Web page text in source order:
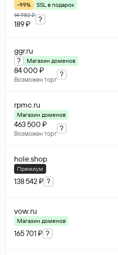
-99%
SSL в подарок
14 982 ₽
189 ₽
?
ggr.ru
? Магазин доменов
84 000 ₽
Возможен торг
?
rpmc.ru
Магазин доменов
463 500 ₽
Возможен торг
?
hole.shop
Премиум
138 542 ₽ ?
vow.ru
Магазин доменов
165 701 ₽ ?